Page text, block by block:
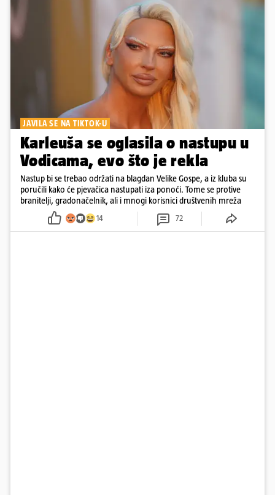
JAVILA SE NA TIKTOK-U
Karleuša se oglasila o nastupu u
Vodicama, evo što je rekla
Nastup bi se trebao održati na blagdan Velike Gospe, a iz kluba su
poručili kako će pjevačica nastupati iza ponoći. Tome se protive
branitelji, gradonačelnik, ali i mnogi korisnici društvenih mreža
14 72